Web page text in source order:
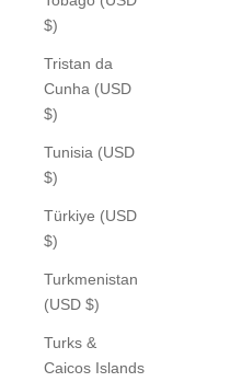
$)
Tristan da
Cunha (USD
$)
Tunisia (USD
$)
Türkiye (USD
$)
Turkmenistan
(USD $)
Turks &
Caicos Islands